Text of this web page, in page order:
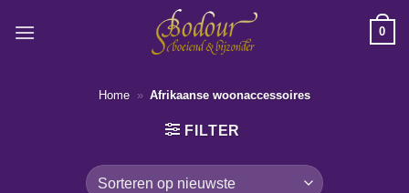
naar
0
Home » Afrikaanse woonaccessoires
FILTER